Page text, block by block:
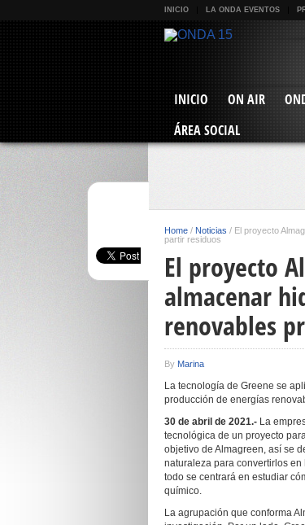
INICIO LA ONDA EVENTOS
INICIO ON AIR
ÁREA SOCIAL
Home / Noticias / El proyecto
partir residuos
El proyecto
almacenar
renovables
By Marina
La tecnología de Greene se
producción de energías
30 de abril de 2021.- La
tecnológica de un proyecto
objetivo de Almagreen, así se
naturaleza para convertirlos
todo se centrará en estudiar
químico.
La agrupación que conforma